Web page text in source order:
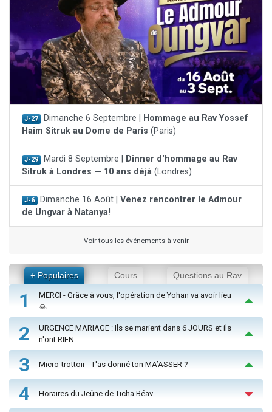
J-27 Dimanche 6 Septembre |
Hommage au Rav Yossef
Haim Sitruk au Dome de Paris (Paris)
J-29 Mardi 8 Septembre |
Dinner d'hommage au Rav
Sitruk à Londres — 10 ans déjà (Londres)
J-6 Dimanche 16 Août | Venez rencontrer le Admour
de Ungvar à Natanya!
Voir tous les événements à venir
+ Populaires Cours Questions au Rav
1
MERCI - Grâce à vous, l'opération de Yohan va avoir lieu
🙏
2
URGENCE MARIAGE : Ils se marient dans 6 JOURS et ils
n'ont RIEN
3 Micro-trottoir - T'as donné ton MA’ASSER ?
4 Horaires du Jeûne de Ticha Béav